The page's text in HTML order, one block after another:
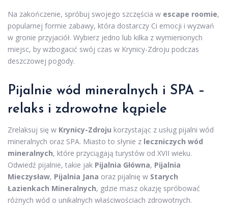
Na zakończenie, spróbuj swojego szczęścia w escape roomie,
popularnej formie zabawy, która dostarczy Ci emocji i wyzwań
w gronie przyjaciół. Wybierz jedno lub kilka z wymienionych
miejsc, by wzbogacić swój czas w Krynicy-Zdroju podczas
deszczowej pogody.
Pijalnie wód mineralnych i SPA –
relaks i zdrowotne kąpiele
Zrelaksuj się w Krynicy-Zdroju korzystając z usług pijalni wód
mineralnych oraz SPA. Miasto to słynie z leczniczych wód
mineralnych, które przyciągają turystów od XVII wieku.
Odwiedź pijalnie, takie jak Pijalnia Główna, Pijalnia
Mieczysław, Pijalnia Jana oraz pijalnię w Starych
Łazienkach Mineralnych, gdzie masz okazję spróbować
różnych wód o unikalnych właściwościach zdrowotnych.